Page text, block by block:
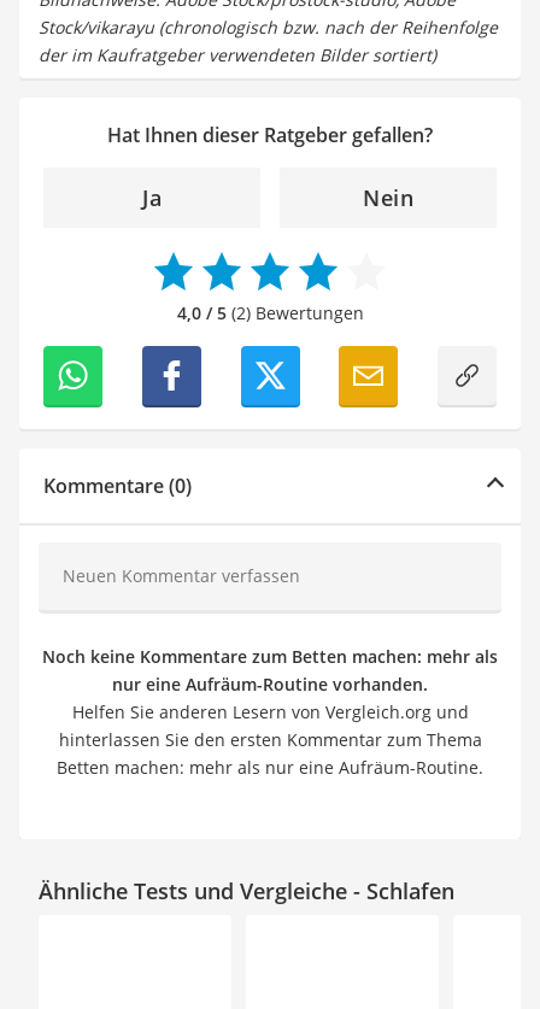
Stock/vikarayu (chronologisch bzw. nach der Reihenfolge
der im Kaufratgeber verwendeten Bilder sortiert)
Hat Ihnen dieser Ratgeber gefallen?
Ja Nein
4,0 / 5(2) Bewertungen
Kommentare (0)
Neuen Kommentar verfassen
Noch keine Kommentare zum Betten machen: mehr als
nur eine Aufräum-Routine vorhanden.
Helfen Sie anderen Lesern von Vergleich.org und
hinterlassen Sie den ersten Kommentar zum Thema
Betten machen: mehr als nur eine Aufräum-Routine.
Ähnliche Tests und Vergleiche - Schlafen